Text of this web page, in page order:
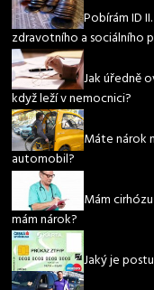
Pobírám ID
zdravotního a sociálního
Jak úředně
když leží v nemocnici?
Máte nárok
automobil?
Mám
mám nárok?
Jaký je